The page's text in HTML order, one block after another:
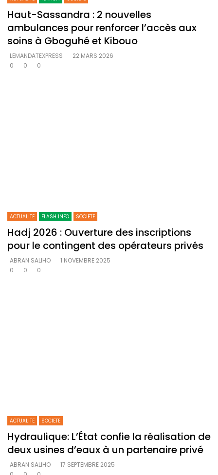
Haut-Sassandra : 2 nouvelles
ambulances pour renforcer l’accès aux
soins à Gboguhé et Kibouo
LEMANDATEXPRESS
22 MARS 2026
0
0 0
ACTUALITE FLASH INFO SOCIETE
Hadj 2026 : Ouverture des inscriptions
pour le contingent des opérateurs privés
ABRAN SALIHO
1 NOVEMBRE 2025
0
0 0
ACTUALITE SOCIETE
Hydraulique: L’État confie la réalisation de
deux usines d’eaux à un partenaire privé
ABRAN SALIHO
17 SEPTEMBRE 2025